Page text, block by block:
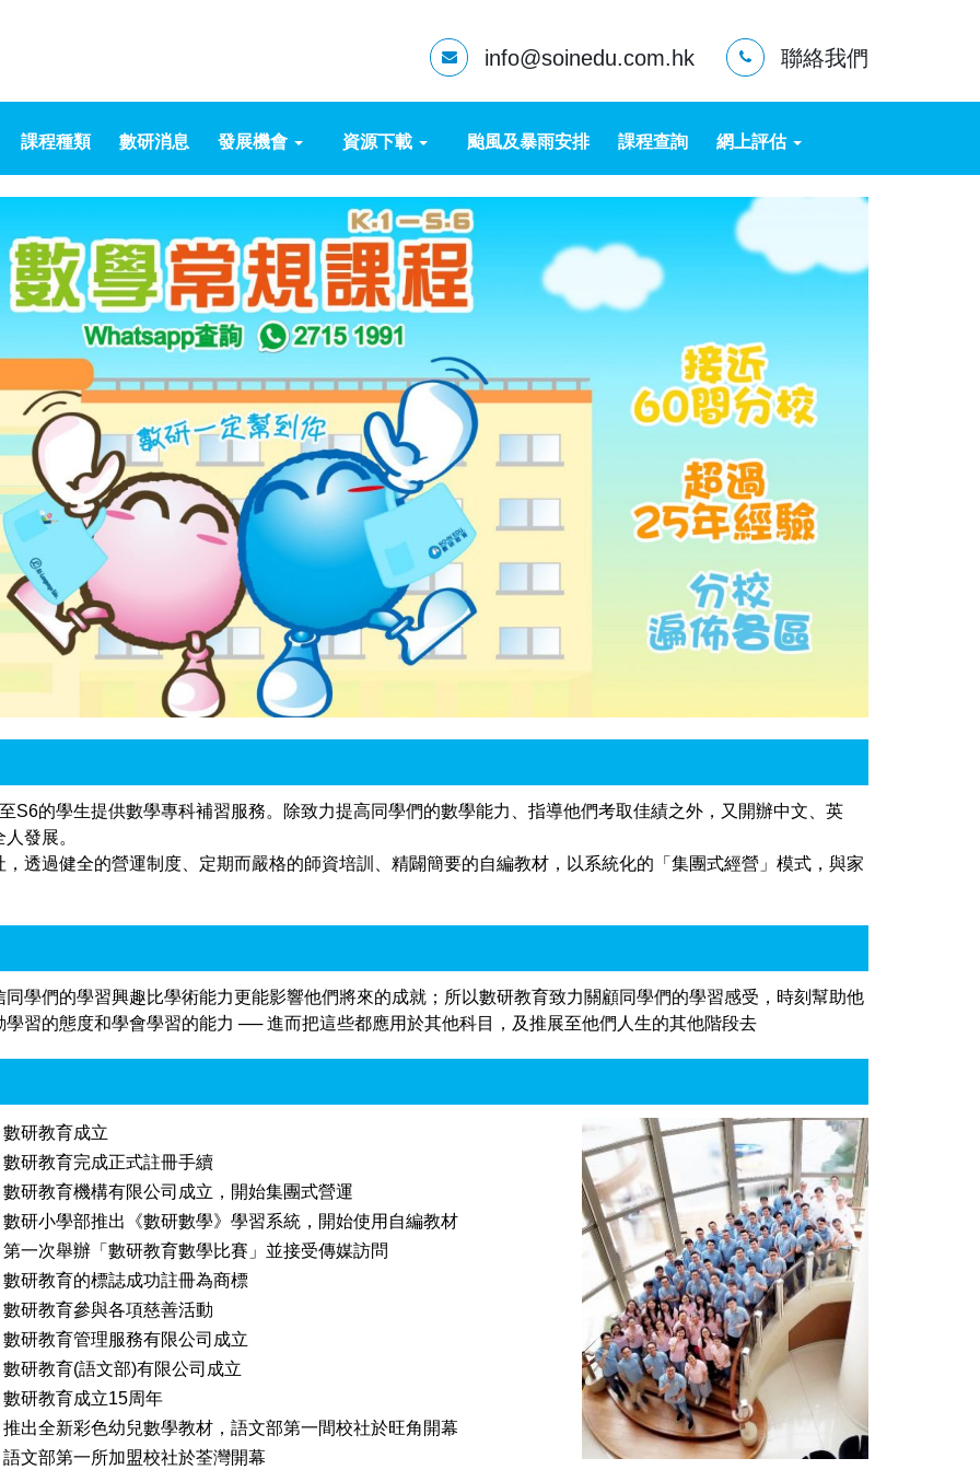
info@soinedu.com.hk 聯絡我們
課程種類 數研消息 發展機會 資源下載 颱風及暴雨安排 課程查詢 網上評估
S6的學生提供數學專科補習服務。除致力提高同學們的數學能力、指導他們考取佳績之外，又開辦中文、英
發展。
透過健全的營運制度、定期而嚴格的師資培訓、精闢簡要的自編教材，以系統化的「集團式經營」模式，與家
學們的學習興趣比學術能力更能影響他們將來的成就；所以數研教育致力關顧同學們的學習感受，時刻幫助他
習的態度和學會學習的能力 ── 進而把這些都應用於其他科目，及推展至他們人生的其他階段去
研教育成立
研教育完成正式註冊手續
研教育機構有限公司成立，開始集團式營運
研小學部推出《數研數學》學習系統，開始使用自編教材
一次舉辦「數研教育數學比賽」並接受傳媒訪問
研教育的標誌成功註冊為商標
研教育參與各項慈善活動
研教育管理服務有限公司成立
研教育(語文部)有限公司成立
研教育成立15周年
出全新彩色幼兒數學教材，語文部第一間校社於旺角開幕
文部第一所加盟校社於荃灣開幕